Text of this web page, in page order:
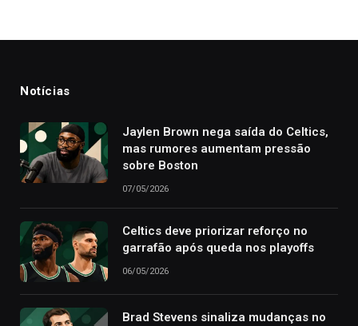
Notícias
Jaylen Brown nega saída do Celtics,
mas rumores aumentam pressão
sobre Boston
07/05/2026
Celtics deve priorizar reforço no
garrafão após queda nos playoffs
06/05/2026
Brad Stevens sinaliza mudanças no